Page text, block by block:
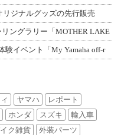
リジナルグッズの先行販売
ングラリー「MOTHER LAKE
験イベント「My Yamaha off-r
ヤマハ
レポート
ホンダ スズキ
輸入車
ク雑貨
外装パーツ